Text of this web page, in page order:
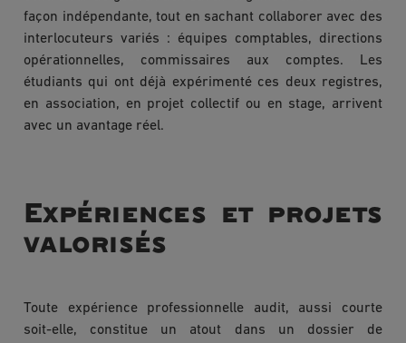
façon indépendante, tout en sachant collaborer avec des
interlocuteurs variés : équipes comptables, directions
opérationnelles, commissaires aux comptes. Les
étudiants qui ont déjà expérimenté ces deux registres,
en association, en projet collectif ou en stage, arrivent
avec un avantage réel.
Expériences et projets
valorisés
Toute expérience professionnelle audit, aussi courte
soit-elle, constitue un atout dans un dossier de